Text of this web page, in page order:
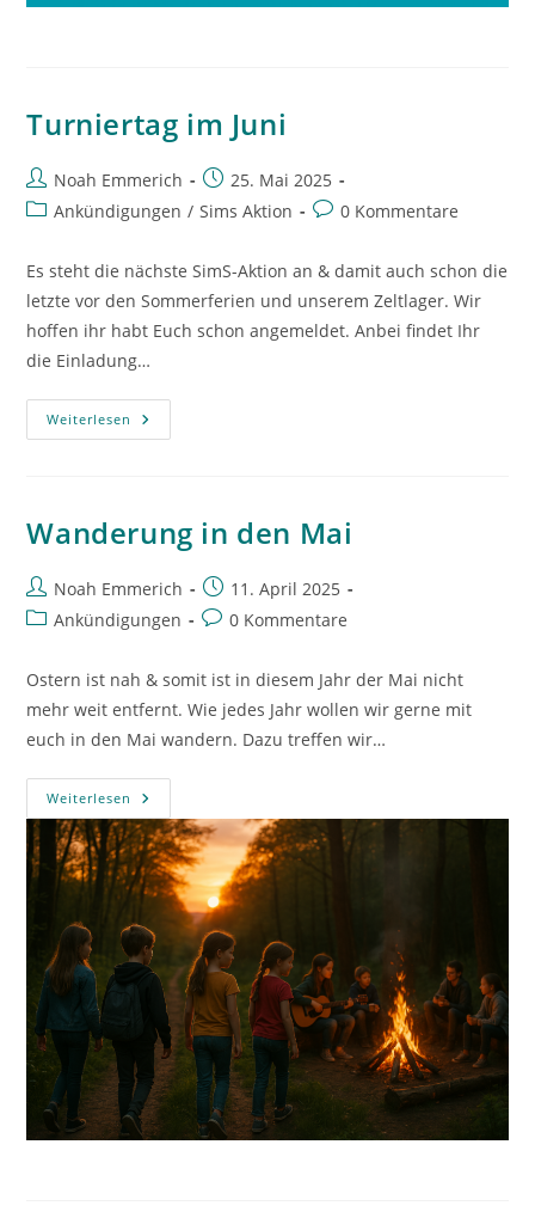
Turniertag im Juni
Beitrags-
Autor:
Noah Emmerich
Beitrag
veröffentlicht:
25. Mai 2025
Beitrags-
Ankündigungen / Sims Aktion
Beitrags-
0 Kommentare
Es steht die nächste SimS-Aktion an & damit auch schon die
letzte vor den Sommerferien und unserem Zeltlager. Wir
hoffen ihr habt Euch schon angemeldet. Anbei findet Ihr
die Einladung…
Weiterlesen Turniertag
Im
Wanderung in den Mai
Beitrags-
Autor:
Noah Emmerich
Beitrag
veröffentlicht:
11. April 2025
Beitrags-
Ankündigungen
Beitrags-
0 Kommentare
Ostern ist nah & somit ist in diesem Jahr der Mai nicht
mehr weit entfernt. Wie jedes Jahr wollen wir gerne mit
euch in den Mai wandern. Dazu treffen wir…
Weiterlesen Wanderung
In
Den
Mai